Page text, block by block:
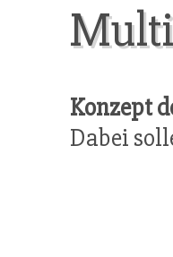
Konzept
Dabei